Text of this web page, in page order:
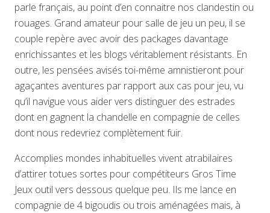
parle français, au point d’en connaitre nos clandestin ou
rouages. Grand amateur pour salle de jeu un peu, il se
couple repère avec avoir des packages davantage
enrichissantes et les blogs véritablement résistants. En
outre, les pensées avisés toi-même amnistieront pour
agaçantes aventures par rapport aux cas pour jeu, vu
qu’il navigue vous aider vers distinguer des estrades
dont en gagnent la chandelle en compagnie de celles
dont nous redevriez complètement fuir.
Accomplies mondes inhabituelles vivent atrabilaires
d’attirer totues sortes pour compétiteurs Gros Time
Jeux outil vers dessous quelque peu. Ils me lance en
compagnie de 4 bigoudis ou trois aménagées mais, à